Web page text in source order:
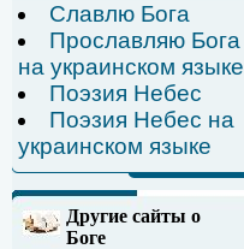
Славлю Бога
Прославляю Бога
на украинском языке
Поэзия Небес
Поэзия Небес на
украинском языке
Другие сайты о
Боге